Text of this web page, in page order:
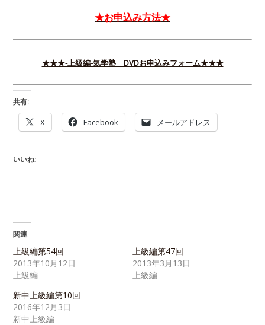
★お申込み方法★
★★★-上級編-気学塾 DVDお申込みフォーム★★★
共有:
X Facebook メールアドレス
いいね:
関連
上級編第54回
2013年10月12日
上級編
上級編第47回
2013年3月13日
上級編
新中上級編第10回
2016年12月3日
新中上級編